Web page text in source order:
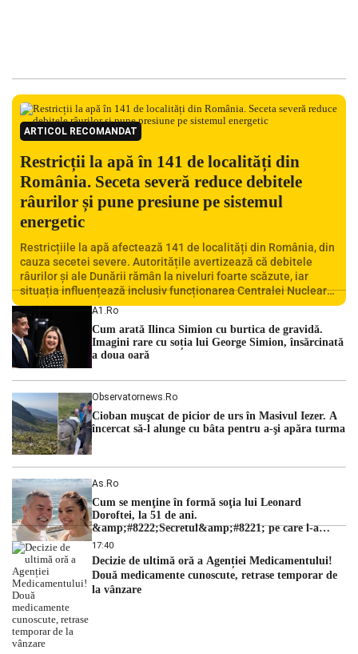
ARTICOL RECOMANDAT
Restricții la apă în 141 de localități din
România. Seceta severă reduce debitele
râurilor și pune presiune pe sistemul
energetic
Restricțiile la apă afectează 141 de localități din România, din
cauza secetei severe. Autoritățile avertizează că debitele
râurilor și ale Dunării rămân la niveluri foarte scăzute, iar
situația influențează inclusiv funcționarea Centralei Nucleare
de la Cernavodă. România se confruntă cu una dintre cele mai
dificile perioade din punct de vedere hidrologic din ultimii ani.
Lipsa […]
A1.ro
Cum arată Ilinca Simion cu burtica de gravidă.
Imagini rare cu soția lui George Simion, însărcinată
a doua oară
Observatornews.ro
Cioban muşcat de picior de urs în Masivul Iezer. A
încercat să-l alunge cu bâta pentru a-şi apăra turma
As.ro
Cum se menţine în formă soţia lui Leonard
Doroftei, la 51 de ani.
&amp;#8222;Secretul&amp;#8221; pe care l-a
dezvăluit
17:40
Decizie de ultimă oră a Agenției Medicamentului!
Două medicamente cunoscute, retrase temporar de
la vânzare